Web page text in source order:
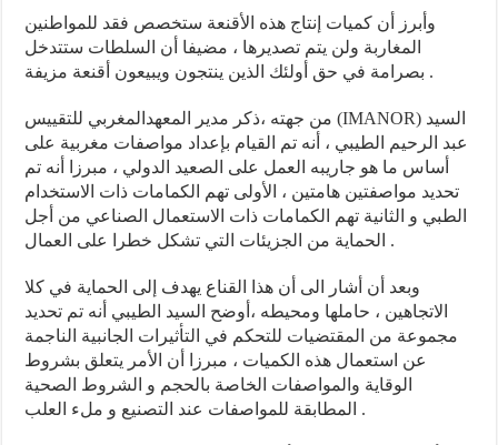
وأبرز أن كميات إنتاج هذه الأقنعة ستخصص فقد للمواطنين
المغاربة ولن يتم تصديرها ، مضيفا أن السلطات ستتدخل
بصرامة في حق أولئك الذين ينتجون ويبيعون أقنعة مزيفة .
من جهته ،ذكر مدير المعهدالمغربي للتقييس (IMANOR) السيد
عبد الرحيم الطيبي ، أنه تم القيام بإعداد مواصفات مغربية على
أساس ما هو جاريبه العمل على الصعيد الدولي ، مبرزا أنه تم
تحديد مواصفتين هامتين ، الأولى تهم الكمامات ذات الاستخدام
الطبي و الثانية تهم الكمامات ذات الاستعمال الصناعي من أجل
الحماية من الجزيئات التي تشكل خطرا على العمال .
وبعد أن أشار الى أن هذا القناع يهدف إلى الحماية في كلا
الاتجاهين ، حاملها ومحيطه ،أوضح السيد الطيبي أنه تم تحديد
مجموعة من المقتضيات للتحكم في التأثيرات الجانبية الناجمة
عن استعمال هذه الكميات ، مبرزا أن الأمر يتعلق بشروط
الوقاية والمواصفات الخاصة بالحجم و الشروط الصحية
المطابقة للمواصفات عند التصنيع و ملء العلب .